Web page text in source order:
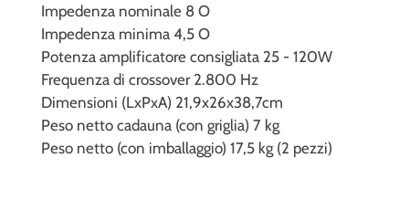
Impedenza nominale 8 O
Impedenza minima 4,5 O
Potenza amplificatore consigliata 25 - 120W
Frequenza di crossover 2.800 Hz
Dimensioni (LxPxA) 21,9x26x38,7cm
Peso netto cadauna (con griglia) 7 kg
Peso netto (con imballaggio) 17,5 kg (2 pezzi)